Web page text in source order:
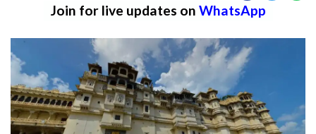
Join for live updates on WhatsApp